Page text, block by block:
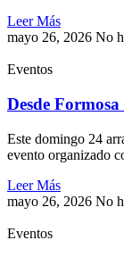
Leer Más
mayo 26, 2026 No
Eventos
Desde
Este domingo 24
evento organizado
Leer Más
mayo 26, 2026 No
Eventos